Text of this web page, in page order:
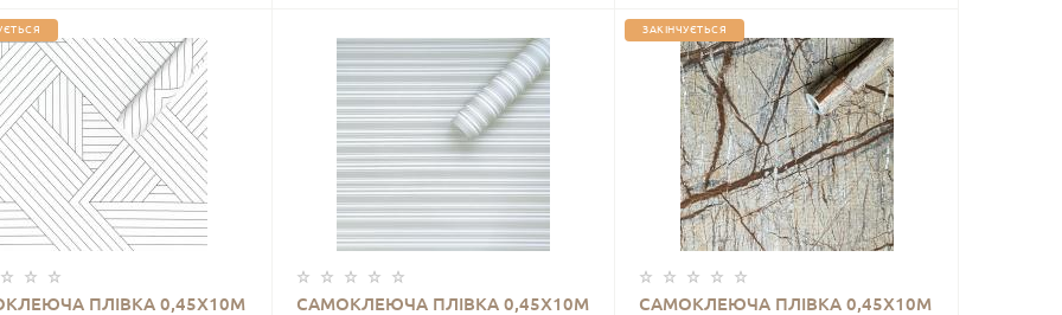
ПЛІВКА 0,45Х10М
САМОКЛЕЮЧА ПЛІВКА 0,45Х10М
ЗАКІНЧУЄТЬСЯ
САМОКЛЕЮЧА ПЛІВКА 0,45Х10М